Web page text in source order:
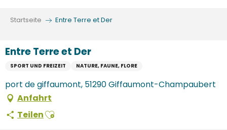
Startseite Entre Terre et Der
Entre Terre et Der
SPORT UND FREIZEIT NATURE, FAUNE, FLORE
port de giffaumont, 51290 Giffaumont-Champaubert
Anfahrt
TeilenAjouter aux favoris